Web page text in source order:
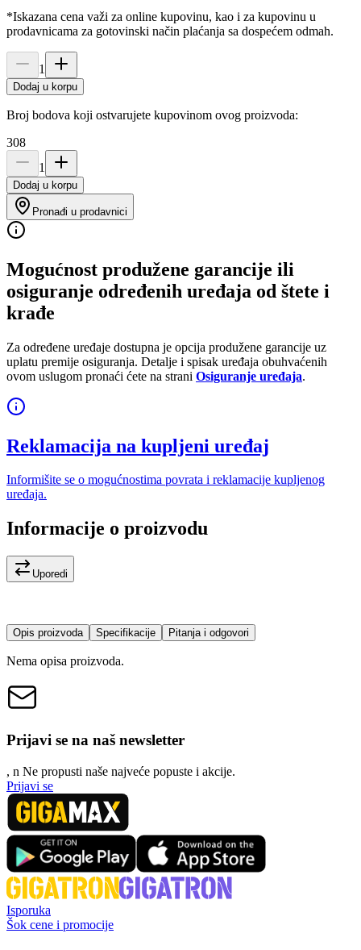
*Iskazana cena važi za online kupovinu, kao i za kupovinu u
prodavnicama za gotovinski način plaćanja sa dospećem odmah.
1
Dodaj u korpu
Broj bodova koji ostvarujete kupovinom ovog proizvoda:
308
1
Dodaj u korpu
Pronađi u prodavnici
Mogućnost produžene garancije ili
osiguranje određenih uređaja od štete i
krađe
Za određene uređaje dostupna je opcija produžene garancije uz
uplatu premije osiguranja. Detalje i spisak uređaja obuhvaćenih
ovom uslugom pronaći ćete na strani Osiguranje uređaja.
Reklamacija na kupljeni uređaj
Informišite se o mogućnostima povrata i reklamacije kupljenog
uređaja.
Informacije o proizvodu
Uporedi
Opis proizvoda Specifikacije Pitanja i odgovori
Nema opisa proizvoda.
Prijavi se na naš newsletter
, n Ne propusti naše najveće popuste i akcije.
Prijavi se
Isporuka
Šok cene i promocije